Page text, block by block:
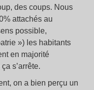
des coups. Nous
attachés au
possible,
») les habitants
en majorité
s’arrête.
on a bien perçu un